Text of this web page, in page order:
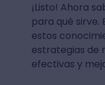
¡Listo! Ahora
para qué sirve.
estos
estrategias de
efectivas y